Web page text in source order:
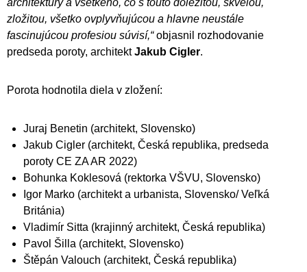
architektúry a všetkého, čo s touto dôležitou, skvelou,
zložitou, všetko ovplyvňujúcou a hlavne neustále
fascinujúcou profesiou súvisí,“objasnil rozhodovanie
predseda poroty, architektJakub Cigler.
Porota hodnotila diela v zložení:
Juraj Benetin (architekt, Slovensko)
Jakub Cigler (architekt, Česká republika, predseda
poroty CE ZA AR 2022)
Bohunka Koklesová (rektorka VŠVU, Slovensko)
Igor Marko (architekt a urbanista, Slovensko/ Veľká
Británia)
Vladimír Sitta (krajinný architekt, Česká republika)
Pavol Šilla (architekt, Slovensko)
Štěpán Valouch (architekt, Česká republika)